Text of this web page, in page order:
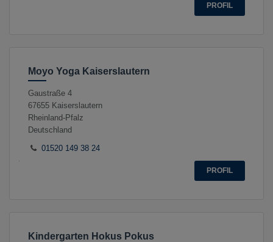
PROFIL
Moyo Yoga Kaiserslautern
Gaustraße 4
67655 Kaiserslautern
Rheinland-Pfalz
Deutschland
01520 149 38 24
PROFIL
Kindergarten Hokus Pokus